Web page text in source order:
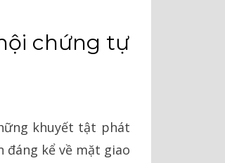
chứng tự
khuyết tật phát
đáng kể về mặt giao